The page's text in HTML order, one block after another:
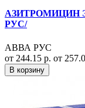
АЗИТРОМИЦИН
РУС/
АВВА РУС
от 244.15 р. от
В корзину